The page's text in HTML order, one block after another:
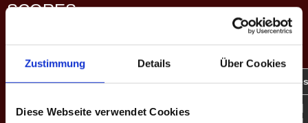
Zustimmung Details Über Cookies
Diese Webseite verwendet Cookies
SCORES
EINZEL-MATCHES
M # Spieler GP CD % Game-Scores
10:5 | 8:10 |